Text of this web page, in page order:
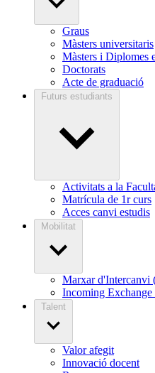
Graus
Màsters universitaris
Màsters i Diplomes
Doctorats
Acte de graduació
Futurs estudiants
Activitats a la
Matrícula de 1r curs
Acces canvi estudis
Mobilitat
Marxar d'Intercanvi
Incoming
Talent
Valor afegit
Innovació docent